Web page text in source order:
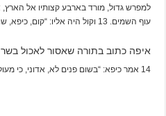
עוף השמים. 13 וקול היה אליו: “קום, כיפא, שחט ואכל!”
איפה כתוב בתורה שאסור לאכול
14 אמר כיפא: “בשום פנים לא, אדוני, כי מעולם לא אכלתי שום פגול וטמא.”